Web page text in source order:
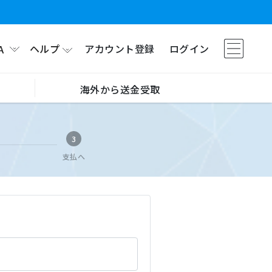
ヘルプ アカウント登録 ログイン
海外から送金受取
3
支払へ